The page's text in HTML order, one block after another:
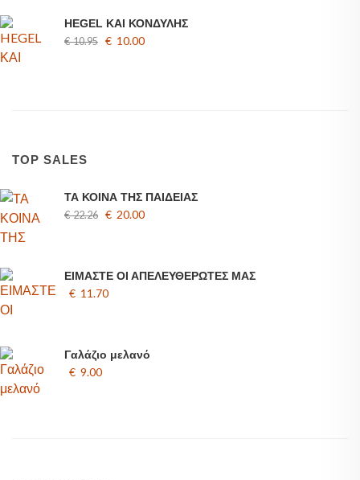
HEGEL ΚΑΙ ΚΟΝΔΥΛΗΣ
€ 10.95 € 10.00
TOP SALES
ΤΑ ΚΟΙΝΑ ΤΗΣ ΠΑΙΔΕΙΑΣ
€ 22.26 € 20.00
ΕΙΜΑΣΤΕ ΟΙ ΑΠΕΛΕΥΘΕΡΩΤΕΣ ΜΑΣ
€ 11.70
Γαλάζιο μελανό
€ 9.00